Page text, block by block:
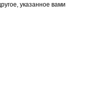
указанное вами